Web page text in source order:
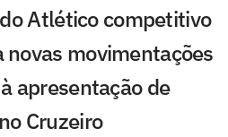
Atlético competitivo
novas movimentações
apresentação de
Cruzeiro